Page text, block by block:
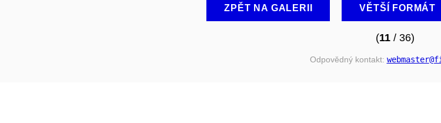
ZPĚT NA GALERII VĚTŠÍ FORMÁT
(11 / 36)
Odpovědný kontakt: webmaster@fi